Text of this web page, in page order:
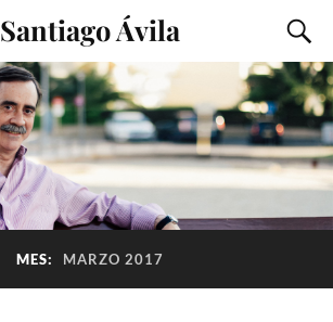
Santiago Ávila
MES: MARZO 2017